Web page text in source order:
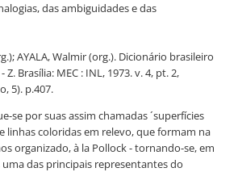
das ambiguidades e das
AYALA, Walmir (org.). Dicionário brasileiro
Brasília: MEC : INL, 1973. v. 4, pt. 2,
5). p.407.
se por suas assim chamadas ´superfícies
linhas coloridas em relevo, que formam na
organizado, à la Pollock - tornando-se, em
uma das principais representantes do